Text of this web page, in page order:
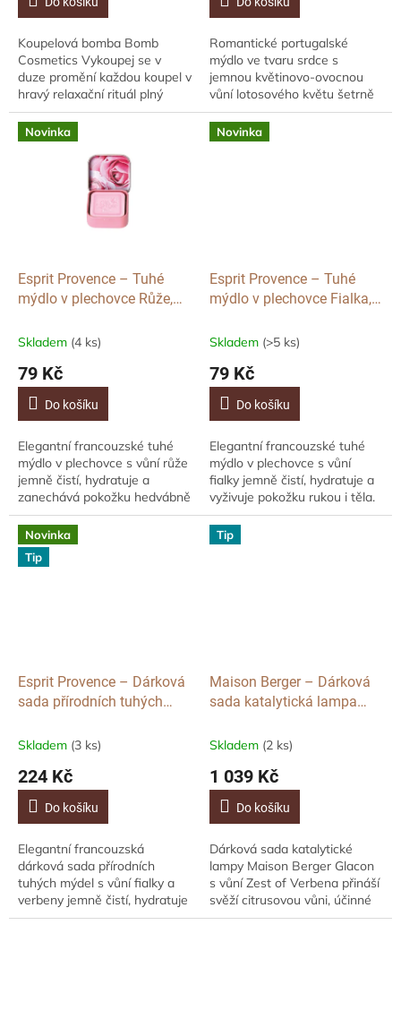
Koupelová bomba Bomb
Cosmetics Vykoupej se v
duze promění každou koupel v
hravý relaxační rituál plný
barev, sladké vůně a jemné
péče o pokožku. Ručně
vyráběná koupelová bomba
Romantické portugalské
mýdlo ve tvaru srdce s
jemnou květinovo-ovocnou
vůní lotosového květu šetrně
čistí, hydratuje a zanechává
pokožku hebkou. Elegantní
balení se slovy...
Novinka
Esprit Provence – Tuhé
mýdlo v plechovce Růže,
Skladem (4 ks)
79 Kč
Do košíku
Elegantní francouzské tuhé
mýdlo v plechovce s vůní růže
jemně čistí, hydratuje a
zanechává pokožku hedvábně
hebkou. Obsahuje bambucké
máslo pro vyživující péči a díky
stylové...
Novinka
Esprit Provence – Tuhé
mýdlo v plechovce Fialka,
Skladem (>5 ks)
79 Kč
Do košíku
Elegantní francouzské tuhé
mýdlo v plechovce s vůní
fialky jemně čistí, hydratuje a
vyživuje pokožku rukou i těla.
Obsahuje 98 % přírodních
ingrediencí, bambucké máslo
a...
Novinka
Tip
Esprit Provence – Dárková
sada přírodních tuhých
ks
Skladem (3 ks)
224 Kč
Do košíku
Elegantní francouzská
dárková sada přírodních
tuhých mýdel s vůní fialky a
verbeny jemně čistí, hydratuje
a vyživuje pokožku rukou i
Tip
Maison Berger – Dárková
sada katalytická lampa
Verbena, zeleno-
Skladem (2 ks)
1 039 Kč
Do košíku
Dárková sada katalytické
lampy Maison Berger Glacon
s vůní Zest of Verbena přináší
svěží citrusovou vůni, účinné
čištění vzduchu a elegantní